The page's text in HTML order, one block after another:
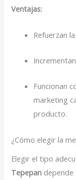
Ventajas:
Refuerzan
Funcionan
marketing
producto.
¿Cómo elegir la
Elegir el tipo
Tepepan